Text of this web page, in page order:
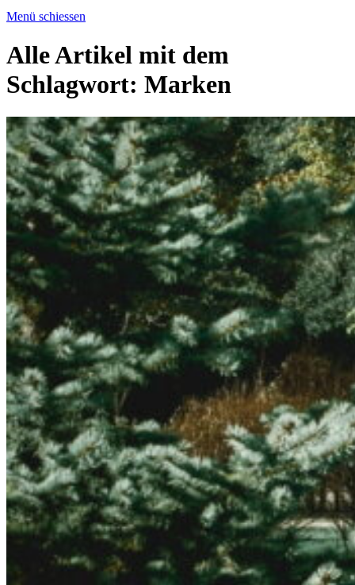
Menü schiessen
Alle Artikel mit dem
Schlagwort: Marken